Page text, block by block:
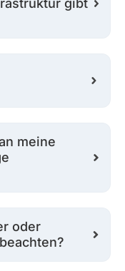
gibt
meine
oder